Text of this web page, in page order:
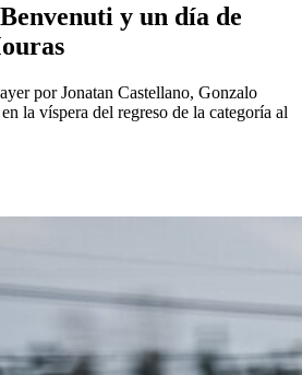
y un día de
por Jonatan Castellano, Gonzalo
la víspera del regreso de la categoría al